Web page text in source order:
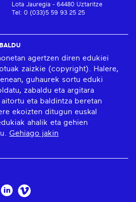
Lota Jauregia - 64480 Uztaritze
Tel: 0 (033)5 59 93 25 25
agertzen diren edukiei
zaizkie (copyright). Halere,
guhaurek sortu eduki
zabaldu eta argitara
eta baldintza beretan
ekoizten ditugun euskal
ahalik eta gehien
Gehiago jakin